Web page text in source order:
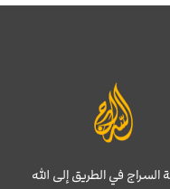
في الطريق إلى الله